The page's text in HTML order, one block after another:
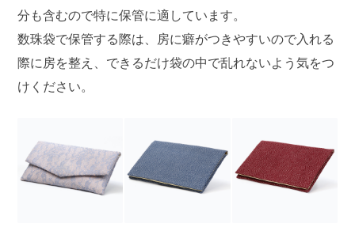
分も含むので特に保管に適しています。
数珠袋で保管する際は、房に癖がつきやすいので入れる
際に房を整え、できるだけ袋の中で乱れないよう気をつ
けください。